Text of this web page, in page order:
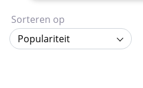
Sorteren op
Populariteit